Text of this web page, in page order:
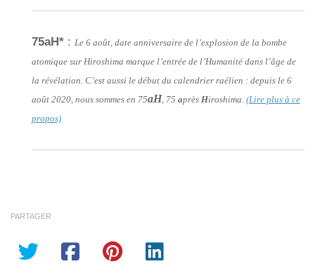
75aH* : Le 6 août, date anniversaire de l’explosion de la bombe
atomique sur Hiroshima marque l’entrée de l’Humanité dans l’âge de
la révélation. C’est aussi le début du calendrier raélien : depuis le 6
août 2020, nous sommes en 75aH, 75 après Hiroshima. (Lire plus à ce
propos)
PARTAGER